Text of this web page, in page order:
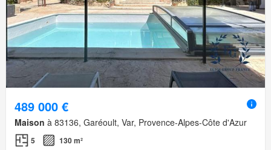
489 000 €
Maison à 83136, Garéoult, Var, Provence-Alpes-Côte d'Azur
5 130 m²